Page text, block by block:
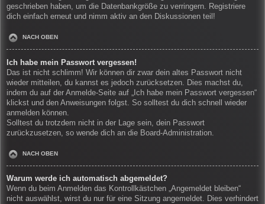
geschrieben haben, um die Datenbankgröße zu verringern. Registriere
dich einfach erneut und nimm aktiv an den Diskussionen teil!
NACH OBEN
Ich habe mein Passwort vergessen!
Das ist nicht schlimm! Wir können dir zwar dein altes Passwort nicht
wieder mitteilen, du kannst es jedoch zurücksetzen. Dies machst du,
indem du auf der Anmelde-Seite auf „Ich habe mein Passwort vergessen“
klickst und den Anweisungen folgst. So solltest du dich schnell wieder
anmelden können.
Solltest du trotzdem nicht in der Lage sein, dein Passwort
zurückzusetzen, so wende dich an die Board-Administration.
NACH OBEN
Warum werde ich automatisch abgemeldet?
Wenn du beim Anmelden das Kontrollkästchen „Angemeldet bleiben“
nicht auswählst, wirst du nur für eine Sitzung angemeldet. Dies verhindert